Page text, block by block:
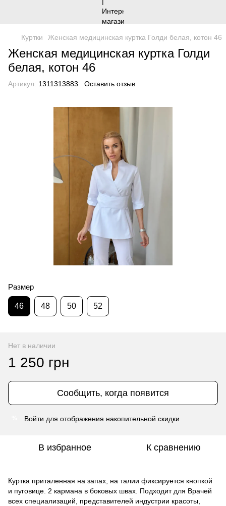
Куртки Женская медицинская куртка Голди белая, котон 46
Женская медицинская куртка Голди
белая, котон 46
Артикул: 1311313883 Оставить отзыв
Размер
46 48 50 52
Нет в наличии
1 250 грн
Сообщить, когда появится
Войти для отображения накопительной скидки
В избранное К сравнению
Куртка приталенная на запах, на талии фиксируется кнопкой
и пуговице. 2 кармана в боковых швах. Подходит для Врачей
всех специализаций, представителей индустрии красоты,